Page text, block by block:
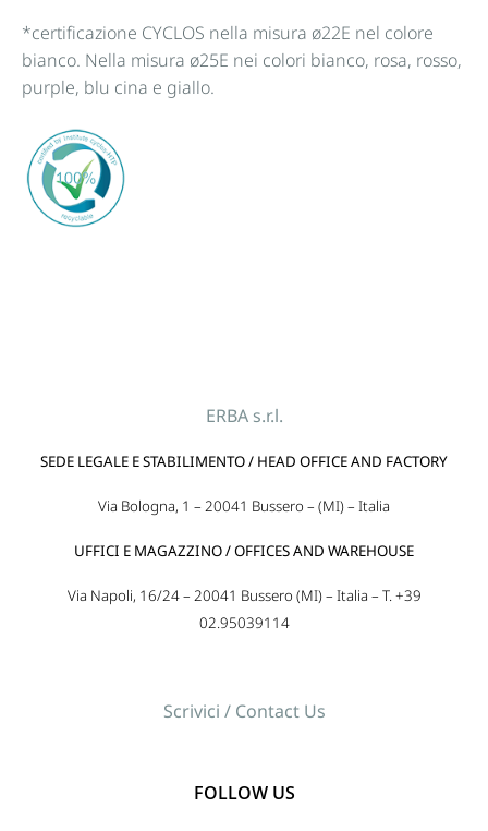
*certificazione CYCLOS nella misura ø22E nel colore
bianco. Nella misura ø25E nei colori bianco, rosa, rosso,
purple, blu cina e giallo.
ERBA s.r.l.
SEDE LEGALE E STABILIMENTO / HEAD OFFICE AND FACTORY
Via Bologna, 1 – 20041 Bussero – (MI) – Italia
UFFICI E MAGAZZINO / OFFICES AND WAREHOUSE
Via Napoli, 16/24 – 20041 Bussero (MI) – Italia – T. +39
02.95039114
Scrivici / Contact Us
FOLLOW US